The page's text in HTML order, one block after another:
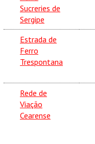
Sucreries de
Sergipe
Estrada de
Ferro
Trespontana
Rede de
Viação
Cearense